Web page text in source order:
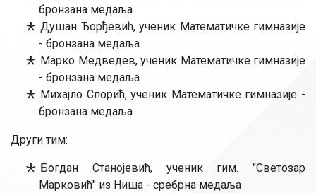
бронзана медаља
Душан Ђорђевић, ученик Математичке гимназије
- бронзана медаља
Марко Медведев, ученик Математичке гимназије
- бронзана медаља
Михајло Спорић, ученик Математичке гимназије -
бронзана медаља
Други тим:
Богдан Станојевић, ученик гим. "Светозар
Марковић" из Ниша - сребрна медаља